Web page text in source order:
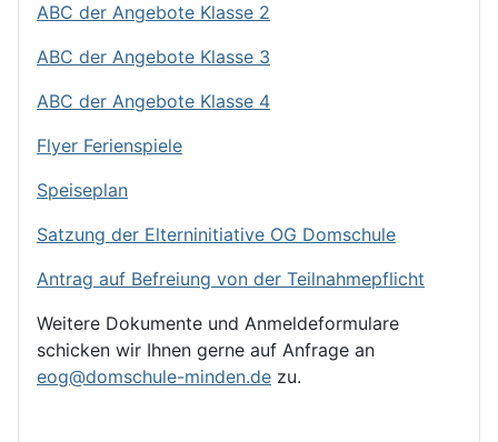
ABC der Angebote Klasse 2
ABC der Angebote Klasse 3
ABC der Angebote Klasse 4
Flyer Ferienspiele
Speiseplan
Satzung der Elterninitiative OG Domschule
Antrag auf Befreiung von der Teilnahmepflicht
Weitere Dokumente und Anmeldeformulare
schicken wir Ihnen gerne auf Anfrage an
eog@domschule-minden.de zu.